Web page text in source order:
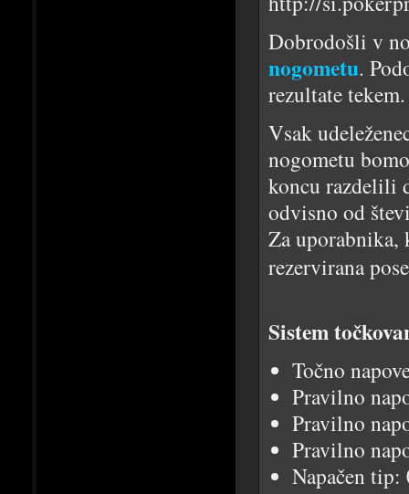
Dobrodošli v
nogometu.
rezultate tekem.
Vsak
nogometu
koncu razdelili
odvisno od
Za uporabnika,
rezervirana
Sistem
Točno
Pravilno
Pravilno
Pravilno
Napačen tip: